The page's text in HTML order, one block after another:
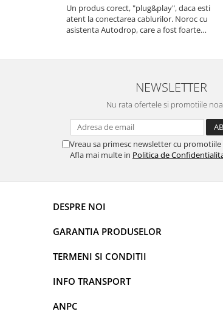
Rame Adaptoare Porsche
Rame adaptoare Daihatsu
Rame adaptoare Mazda
Rame adaptoare Kia
Rame adaptoare Alfa Romeo
Rame adaptoare Nissan
Rame adaptoare Fiat
Un produs corect, "plug&play", daca esti
atent la conectarea cablurilor. Noroc cu
asistenta Autodrop, care a fost foarte
conectat cablul de video de la camera OE...
NEWSLETTER
Nu rata ofertele si promotiile
Vreau sa primesc newsletter cu
Afla mai multe in Politica de
DESPRE NOI
GARANTIA PRODUSELOR
TERMENI SI CONDITII
INFO TRANSPORT
ANPC